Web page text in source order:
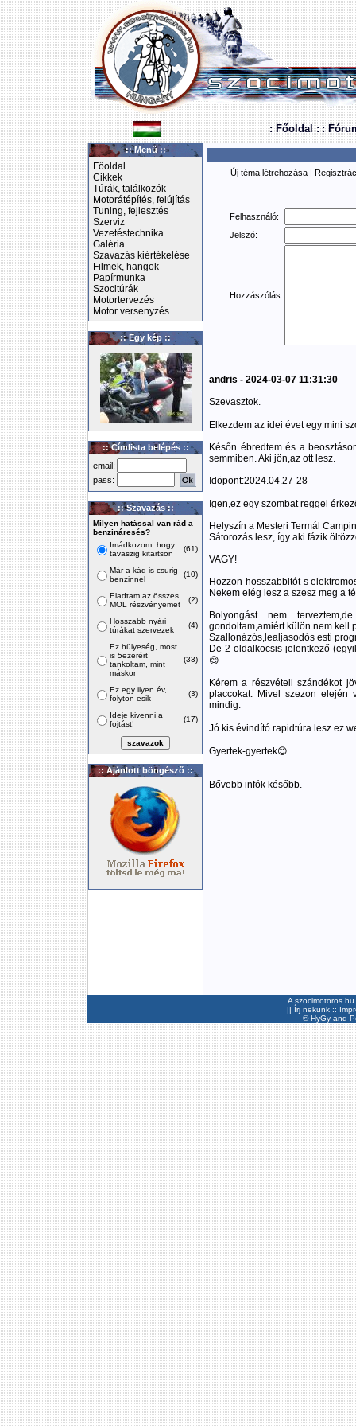
: Főoldal : :
:: Menü ::
Főoldal
Cikkek
Túrák, találkozók
Motorátépítés, felújítás
Tuning, fejlesztés
Szerviz
Vezetéstechnika
Galéria
Szavazás kiértékelése
Filmek, hangok
Papírmunka
Szocitúrák
Motortervezés
Motor versenyzés
:: Egy kép ::
:: Címlista belépés ::
email:
pass:
:: Szavazás ::
Milyen hatással van rád a
benzináresés?
Imádkozom, hogy
tavaszig kitartson
(61)
Már a kád is csurig
benzinnel
(10)
Eladtam az összes
MOL részvényemet
(2)
Hosszabb nyári
túrákat szervezek
(4)
Ez hülyeség, most
is 5ezerért
tankoltam, mint
máskor
(33)
Ez egy ilyen év,
folyton esik
(3)
Ideje kivenni a
fojtást!
(17)
:: Ajánlott böngésző ::
Új téma létrehozása |
Felhasználó:
Jelszó:
Hozzászólás:
andris - 2024-03-07 11:31:30
Szevasztok.
Elkezdem az idei évet egy mini
Későn ébredtem és a
semmiben. Aki jön,az ott lesz.
Idöpont:2024.04.27-28
Igen,ez egy szombat reggel
Helyszín a Mesteri Termál
Sátorozás lesz, így aki fázik
VAGY!
Hozzon hosszabbitót s
Nekem elég lesz a szesz meg a
Bolyongást nem
gondoltam,amiért külön nem kell
Szallonázós,lealjasodós esti
De 2 oldalkocsis jelentkező
😊
Kérem a részvételi szándékot
placcokat. Mivel szezon elején
mindig.
Jó kis évindító rapidtúra lesz ez
Gyertek-gyertek😊
Bővebb infók később.
A
|| Írj nekünk ::
©HyGyand